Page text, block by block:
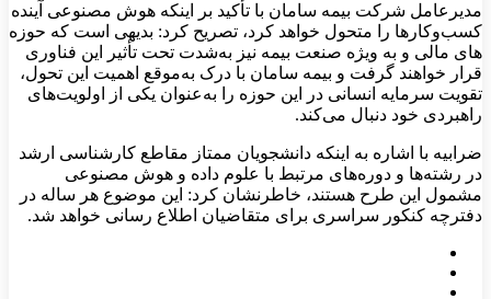
مدیرعامل شرکت بیمه سامان با تأکید بر اینکه هوش مصنوعی آینده
کسب‌وکارها را متحول خواهد کرد، تصریح کرد: بدیهی است که حوزه‌
های مالی و به‌ ویژه صنعت بیمه نیز به‌شدت تحت تأثیر این فناوری
قرار خواهند گرفت و بیمه سامان با درک به‌موقع اهمیت این تحول،
تقویت سرمایه انسانی در این حوزه را به‌عنوان یکی از اولویت‌های
راهبردی خود دنبال می‌کند.
ضرابیه با اشاره به اینکه دانشجویان ممتاز مقاطع کارشناسی ارشد
در رشته‌ها و دوره‌های مرتبط با علوم داده و هوش مصنوعی
مشمول این طرح هستند، خاطرنشان کرد: این موضوع هر ساله در
دفترچه کنکور سراسری برای متقاضیان اطلاع رسانی خواهد شد.